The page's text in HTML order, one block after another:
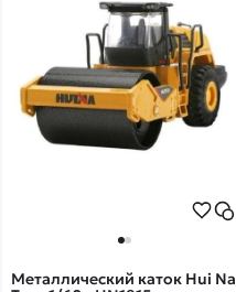
Металлический каток Hui Na